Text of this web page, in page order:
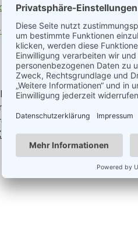
Hoteltests &
geschrieben wird. In
mit interessanten
freuen.